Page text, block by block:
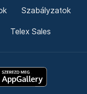
Szabályzatok
Telex Sales